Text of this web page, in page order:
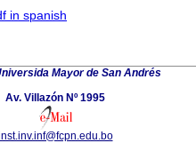
in spanish
Mayor de San Andrés
Av. Villazón Nº 1995